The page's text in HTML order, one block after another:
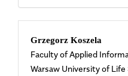
Main
Article
Grzegorz Koszela
Faculty of Applied
Warsaw University of Life